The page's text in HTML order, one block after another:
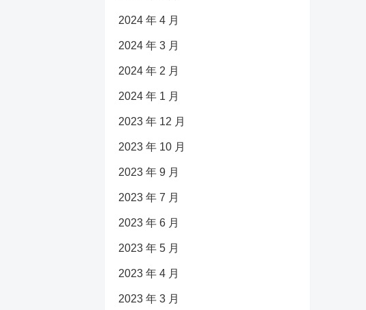
2024 年 4 月
2024 年 3 月
2024 年 2 月
2024 年 1 月
2023 年 12 月
2023 年 10 月
2023 年 9 月
2023 年 7 月
2023 年 6 月
2023 年 5 月
2023 年 4 月
2023 年 3 月